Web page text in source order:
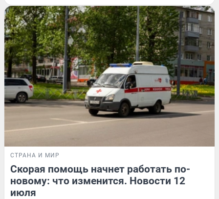
СТРАНА И МИР
Скорая помощь начнет работать по-
новому: что изменится. Новости 12
июля